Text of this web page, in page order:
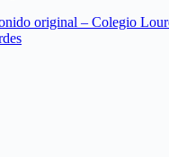
original – Colegio